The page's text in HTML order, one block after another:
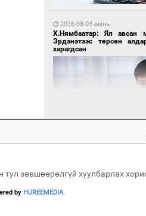
2026-08-03 өмнө
Х.Нямбаатар: Ял авсан
Эрдэнэтээс төрсөн
харагдсан
тул зөвшөөрөлгүй хуулбарлах
by HUREEMEDIA.